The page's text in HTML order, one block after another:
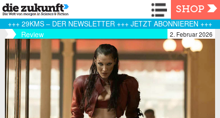
Navigation
SHOP
+++ 29KMS – DER NEWSLETTER +++ JETZT ABONNIEREN +++
Review
2. Februar 2026